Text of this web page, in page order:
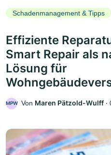
Schadenmanagement & Tipps
Effiziente
Smart Repair als
Lösung für
MPW Von Maren Pätzold-Wulff ‧